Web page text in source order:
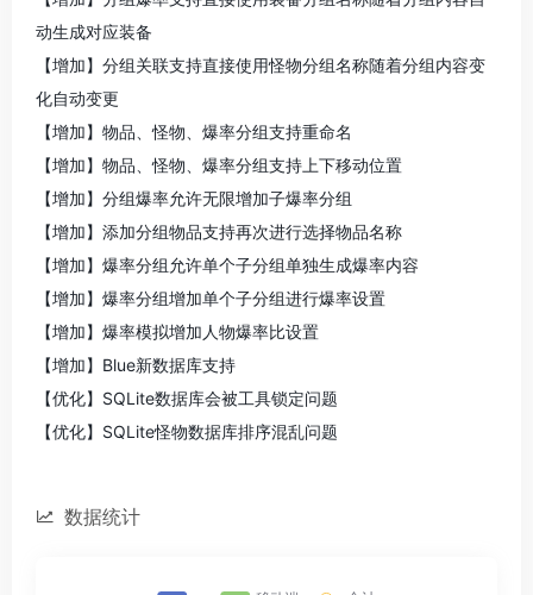
动生成对应装备
【增加】分组关联支持直接使用怪物分组名称随着分组内容变
化自动变更
【增加】物品、怪物、爆率分组支持重命名
【增加】物品、怪物、爆率分组支持上下移动位置
【增加】分组爆率允许无限增加子爆率分组
【增加】添加分组物品支持再次进行选择物品名称
【增加】爆率分组允许单个子分组单独生成爆率内容
【增加】爆率分组增加单个子分组进行爆率设置
【增加】爆率模拟增加人物爆率比设置
【增加】Blue新数据库支持
【优化】SQLite数据库会被工具锁定问题
【优化】SQLite怪物数据库排序混乱问题
数据统计